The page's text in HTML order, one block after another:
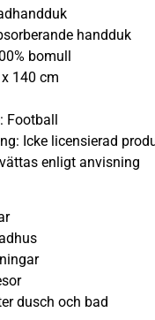
handduk
bomull
140 cm
Football
Icke licensierad
enligt anvisning
dusch och bad